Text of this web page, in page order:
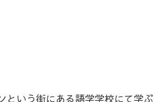
という街にある語学学校にて学ぶ